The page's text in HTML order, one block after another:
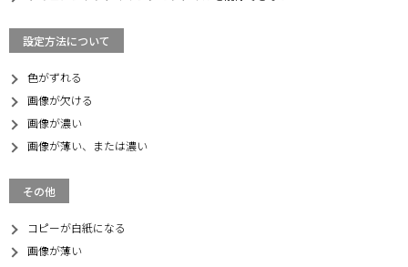
設定方法について
色がずれる
画像が欠ける
画像が濃い
画像が薄い、または濃い
その他
コピーが白紙になる
画像が薄い